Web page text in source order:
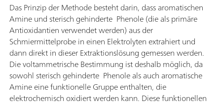
Das Prinzip der Methode besteht darin, dass aromatischen
Amine und sterisch gehinderte Phenole (die als primäre
Antioxidantien verwendet werden) aus der
Schmiermittelprobe in einen Elektrolyten extrahiert und
dann direkt in dieser Extraktionslösung gemessen werden.
Die voltammetrische Bestimmung ist deshalb möglich, da
sowohl sterisch gehinderte Phenole als auch aromatische
Amine eine funktionelle Gruppe enthalten, die
elektrochemisch oxidiert werden kann. Diese funktionellen